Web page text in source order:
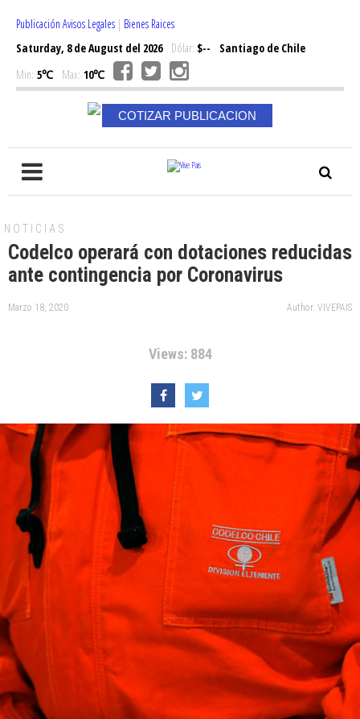
Publicación Avisos Legales | Bienes Raices
Saturday, 8 de August del 2026Dólar: $--
Santiago de Chile
Min: 5℃ Max: 10℃
COTIZAR PUBLICACION
NOTICIAS
Codelco operará con dotaciones reducidas
ante contingencia por Coronavirus
Marzo 18, 2020 Author: VIVEPAIS
Views: 884